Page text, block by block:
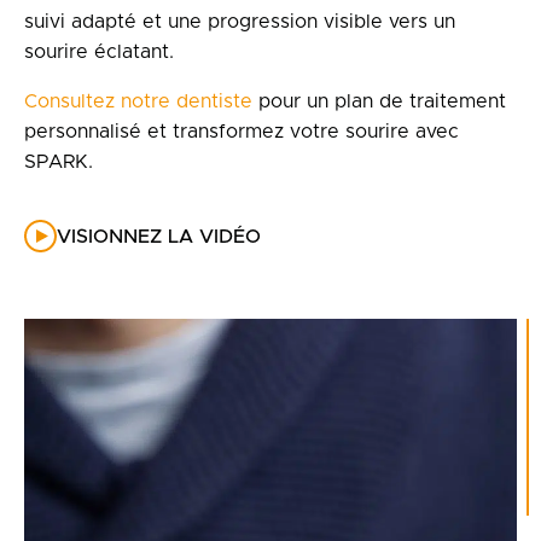
suivi adapté et une progression visible vers un
sourire éclatant.
Consultez notre dentiste pour un plan de traitement
personnalisé et transformez votre sourire avec
SPARK.
VISIONNEZ LA VIDÉO